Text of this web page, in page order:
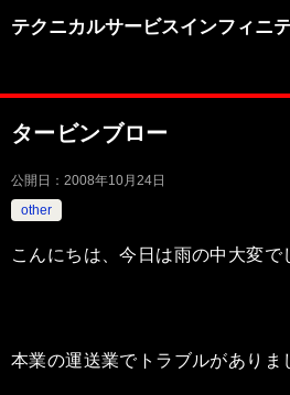
テクニカルサービスインフィニ
タービンブロー
公開日： 2008年10月24日
other
こんにちは、今日は雨の中大変で
本業の運送業でトラブルがありま